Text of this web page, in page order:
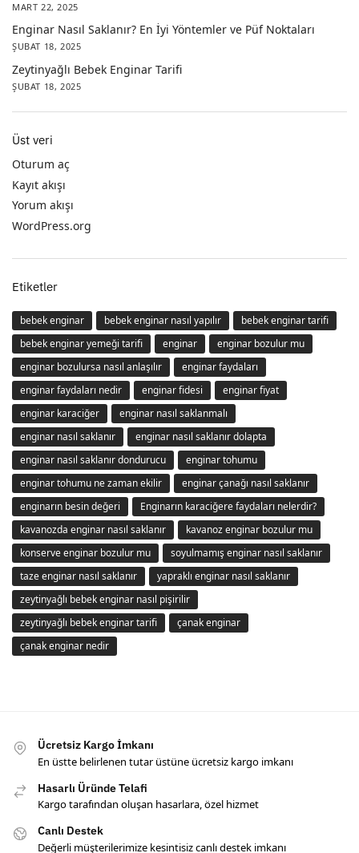
MART 22, 2025
Enginar Nasıl Saklanır? En İyi Yöntemler ve Püf Noktaları
ŞUBAT 18, 2025
Zeytinyağlı Bebek Enginar Tarifi
ŞUBAT 18, 2025
Üst veri
Oturum aç
Kayıt akışı
Yorum akışı
WordPress.org
Etiketler
bebek enginar bebek enginar nasıl yapılır
bebek enginar tarifi
bebek enginar yemeği tarifi
enginar
enginar bozulur mu
enginar bozulursa nasıl anlaşılır
enginar faydaları
enginar faydaları nedir
enginar fidesi
enginar fiyat
enginar karaciğer
enginar nasıl saklanmalı
enginar nasıl saklanır
enginar nasıl saklanır dolapta
enginar nasıl saklanır dondurucu
enginar tohumu
enginar tohumu ne zaman ekilir
enginar çanağı nasıl saklanır
enginarın besin değeri
Enginarın karaciğere faydaları nelerdir?
kavanozda enginar nasıl saklanır
kavanoz enginar bozulur mu
konserve enginar bozulur mu
soyulmamış enginar nasıl saklanır
taze enginar nasıl saklanır
yapraklı enginar nasıl saklanır
zeytinyağlı bebek enginar nasıl pişirilir
zeytinyağlı bebek enginar tarifi
çanak enginar
çanak enginar nedir
Ücretsiz Kargo İmkanı
En üstte belirlenen tutar üstüne ücretsiz kargo imkanı
Hasarlı Üründe Telafi
Kargo tarafından oluşan hasarlara, özel hizmet
Canlı Destek
Değerli müşterilerimize kesintisiz canlı destek imkanı